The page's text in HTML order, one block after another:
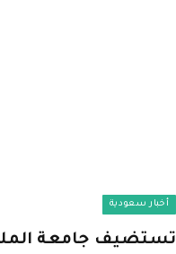
أخبار سعودية
تستضيف جامعة الملك